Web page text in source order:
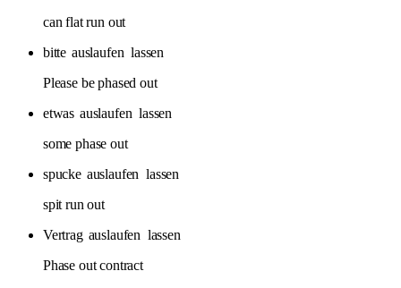
can flat run out
bitte auslaufen lassen
Please be phased out
etwas auslaufen lassen
some phase out
spucke auslaufen lassen
spit run out
Vertrag auslaufen lassen
Phase out contract